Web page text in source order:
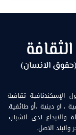
الإسكندنافية ثقافية
، او دينية ،أو طائفية.
لدى الشباب.
الاصل.